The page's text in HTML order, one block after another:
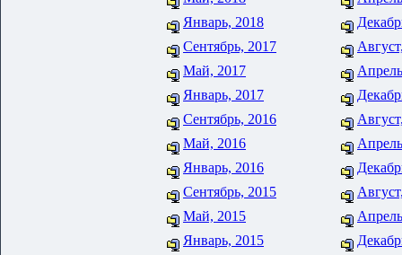
Январь, 2018
Сентябрь, 2017
Май, 2017
Январь, 2017
Сентябрь, 2016
Май, 2016
Январь, 2016
Сентябрь, 2015
Май, 2015
Январь, 2015